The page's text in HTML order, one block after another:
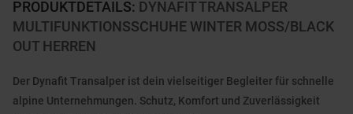
PRODUKTDETAILS: DYNAFIT TRANSALPER
MULTIFUNKTIONSSCHUHE WINTER MOSS/BLACK
OUT HERREN
Der Dynafit Transalper ist dein vielseitiger Begleiter für schnelle
alpine Unternehmungen. Schutz, Komfort und Zuverlässigkeit